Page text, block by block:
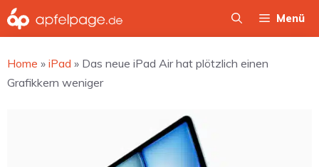
Zum
Inhalt
Menü
Home » iPad » Das neue iPad Air hat plötzlich einen
Grafikkern weniger